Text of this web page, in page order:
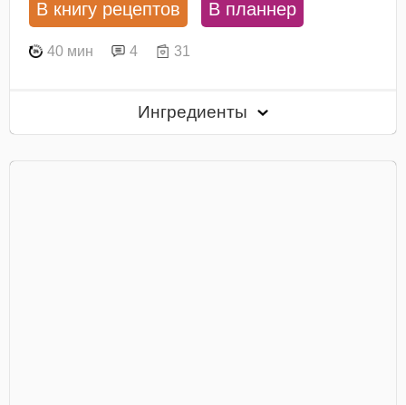
В книгу рецептов В планнер
40 мин 4 31
Ингредиенты